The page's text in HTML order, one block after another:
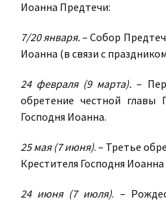
Иоанна Предтечи:
7/20 января. – Собор
Иоанна (в связи с праздником
24 февраля (9 марта). –
обретение честной главы
Господня Иоанна.
25 мая (7 июня). – Третье
Крестителя Господня Иоанна
24 июня (7 июля). –